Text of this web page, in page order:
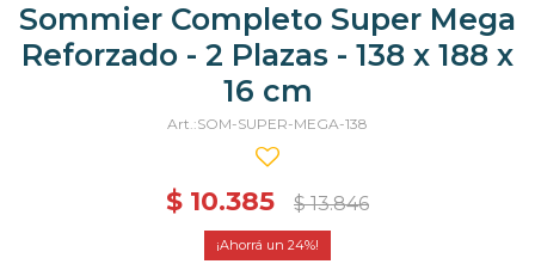
Sommier Completo Super Mega
Reforzado - 2 Plazas - 138 x 188 x
16 cm
SOM-SUPER-MEGA-138
$ 10.385 $ 13.846
24